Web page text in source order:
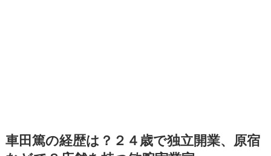
車田篤の経歴は？２４歳で独立開業、原宿